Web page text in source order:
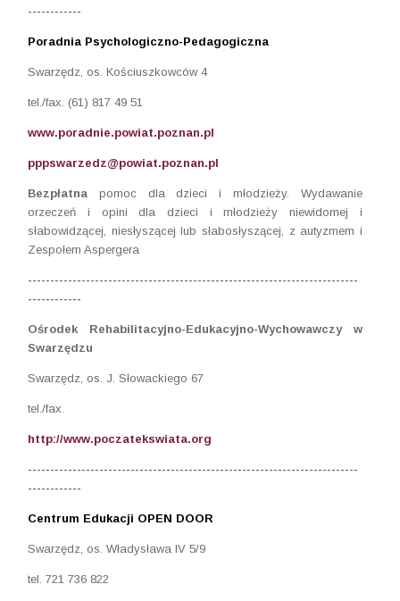
------------
Poradnia Psychologiczno-Pedagogiczna
Swarzędz, os. Kościuszkowców 4
tel./fax. (61) 817 49 51
www.poradnie.powiat.poznan.pl
pppswarzedz@powiat.poznan.pl
Bezpłatna pomoc dla dzieci i młodzieży. Wydawanie
orzeczeń i opini dla dzieci i młodzieży niewidomej i
słabowidzącej, niesłyszącej lub słabosłyszącej, z autyzmem i
Zespołem Aspergera
--------------------------------------------------------------------------
------------
Ośrodek Rehabilitacyjno-Edukacyjno-Wychowawczy w
Swarzędzu
Swarzędz, os. J. Słowackiego 67
tel./fax.
http://www.poczatekswiata.org
--------------------------------------------------------------------------
------------
Centrum Edukacji OPEN DOOR
Swarzędz, os. Władysława IV 5/9
tel. 721 736 822